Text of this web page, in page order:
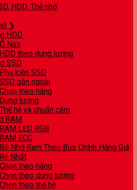
HDD, Thẻ nhớ
❯
HDD
Ổ Nas
HDD theo dung lượng
SSD
Phụ kiện SSD
SSD gắn ngoài
Chọn theo hãng
Dung lượng
Thế hệ và chuẩn cắm
RAM
RAM LED RGB
RAM ECC
Bộ Nhớ Ram Theo Bus Chính Hãng Giá
Rẻ Nhất
Chọn theo hãng
Chọn theo dung lượng
Chọn theo thế hệ